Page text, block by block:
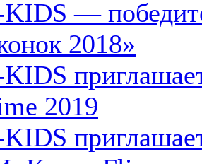
—
2018»
2019